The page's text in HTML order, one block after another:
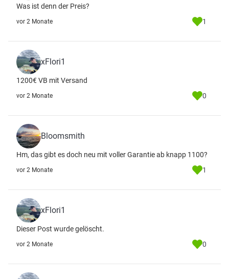
Was ist denn der Preis?
vor 2 Monate 1
xFlori1
1200€ VB mit Versand
vor 2 Monate 0
Bloomsmith
Hm, das gibt es doch neu mit voller Garantie ab knapp 1100?
vor 2 Monate 1
xFlori1
Dieser Post wurde gelöscht.
vor 2 Monate 0